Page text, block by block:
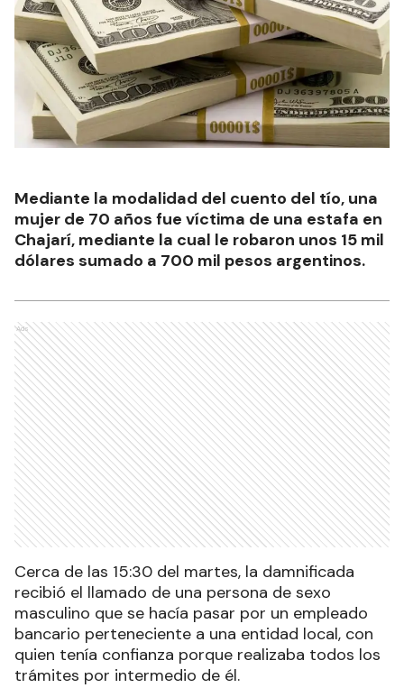
Mediante la modalidad del cuento del tío, una
mujer de 70 años fue víctima de una estafa en
Chajarí, mediante la cual le robaron unos 15 mil
dólares sumado a 700 mil pesos argentinos.
Ads
Cerca de las 15:30 del martes, la damnificada
recibió el llamado de una persona de sexo
masculino que se hacía pasar por un empleado
bancario perteneciente a una entidad local, con
quien tenía confianza porque realizaba todos los
trámites por intermedio de él.